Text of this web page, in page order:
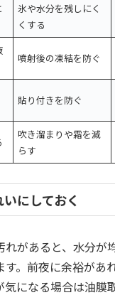
氷や水分を残しにく
くする
噴射後の凍結を防ぐ
貼り付きを防ぐ
吹き溜まりや霜を減
らす
にしておく
れがあると、水分が
。前夜に余裕があ
になる場合は油膜